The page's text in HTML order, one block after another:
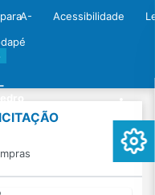
A- Acessibilidade